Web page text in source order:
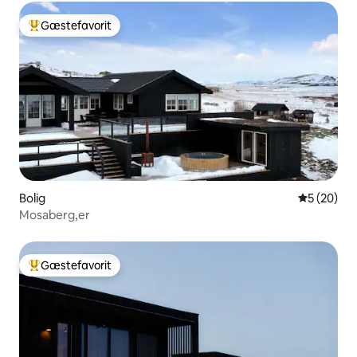
Bedste gæstefavorit
Gæstefavorit
Bolig 5 ud af 5 i
5 (20)
Mosaberg,er
Bedste gæstefavorit
Gæstefavorit